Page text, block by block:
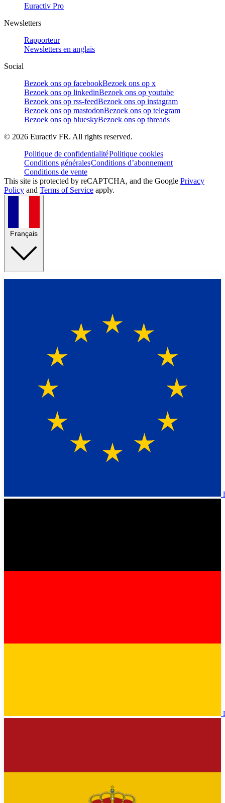
Euractiv Pro
Newsletters
Rapporteur
Newsletters en anglais
Social
Bezoek ons op facebookBezoek ons op x
Bezoek ons op linkedinBezoek ons op youtube
Bezoek ons op rss-feedBezoek ons op instagram
Bezoek ons op mastodonBezoek ons op telegram
Bezoek ons op blueskyBezoek ons op threads
© 2026 Euractiv FR. All rights reserved.
Politique de confidentialitéPolitique cookies
Conditions généralesConditions d’abonnement
Conditions de vente
This site is protected by reCAPTCHA, and the Google Privacy
Policy and Terms of Service apply.
Français